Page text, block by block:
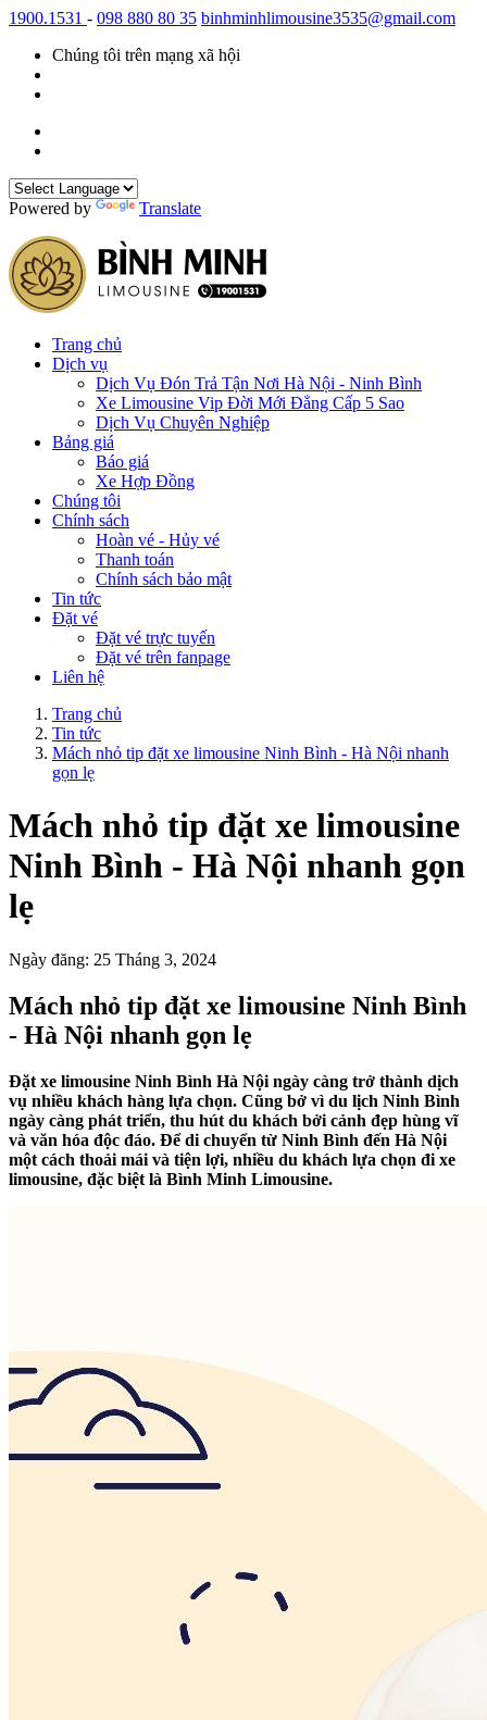
1900.1531 - 098 880 80 35 binhminhlimousine3535@gmail.com
Chúng tôi trên mạng xã hội
Powered by Translate
Trang chủ
Dịch vụ
Dịch Vụ Đón Trả Tận Nơi Hà Nội - Ninh Bình
Xe Limousine Vip Đời Mới Đẳng Cấp 5 Sao
Dịch Vụ Chuyên Nghiệp
Bảng giá
Báo giá
Xe Hợp Đồng
Chúng tôi
Chính sách
Hoàn vé - Hủy vé
Thanh toán
Chính sách bảo mật
Tin tức
Đặt vé
Đặt vé trực tuyến
Đặt vé trên fanpage
Liên hệ
Trang chủ
Tin tức
Mách nhỏ tip đặt xe limousine Ninh Bình - Hà Nội nhanh
gọn lẹ
Mách nhỏ tip đặt xe limousine
Ninh Bình - Hà Nội nhanh gọn
lẹ
Ngày đăng: 25 Tháng 3, 2024
Mách nhỏ tip đặt xe limousine Ninh Bình
- Hà Nội nhanh gọn lẹ
Đặt xe limousine Ninh Bình Hà Nội ngày càng trở thành dịch
vụ nhiều khách hàng lựa chọn. Cũng bở vì du lịch Ninh Bình
ngày càng phát triển, thu hút du khách bởi cảnh đẹp hùng vĩ
và văn hóa độc đáo. Để di chuyển từ Ninh Bình đến Hà Nội
một cách thoải mái và tiện lợi, nhiều du khách lựa chọn đi xe
limousine, đặc biệt là Bình Minh Limousine.